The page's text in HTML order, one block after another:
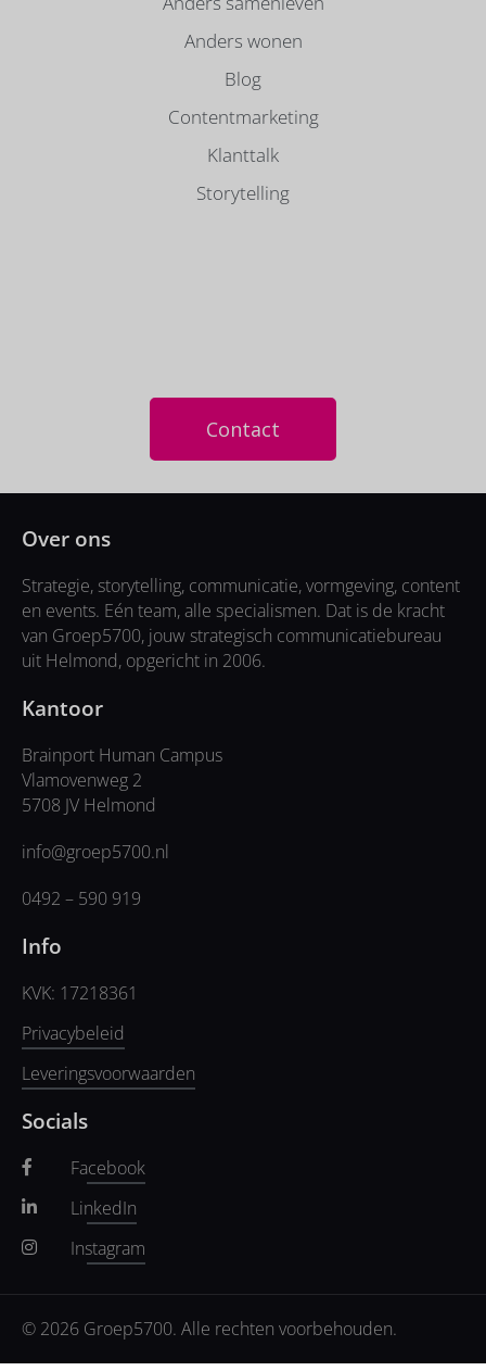
Anders wonen
Blog
Contentmarketing
Klanttalk
Storytelling
Contact
Over ons
Strategie, storytelling, communicatie, vormgeving, content
en events. Eén team, alle specialismen. Dat is de kracht
van Groep5700, jouw strategisch communicatiebureau
uit Helmond, opgericht in 2006.
Kantoor
Brainport Human Campus
Vlamovenweg 2
5708 JV Helmond
info@groep5700.nl
0492 – 590 919
Info
KVK: 17218361
Privacybeleid
Leveringsvoorwaarden
Socials
Facebook
LinkedIn
Instagram
© 2026 Groep5700. Alle rechten voorbehouden.